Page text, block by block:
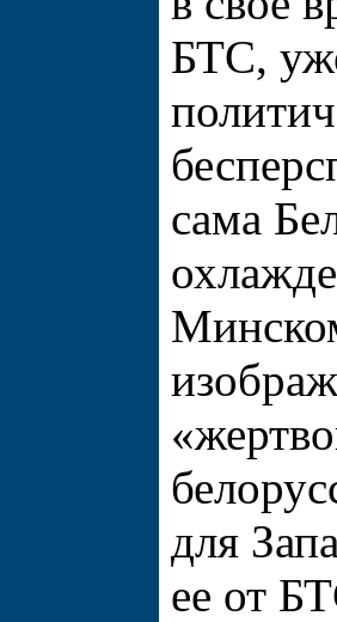
БТС,
сама
для
ее от